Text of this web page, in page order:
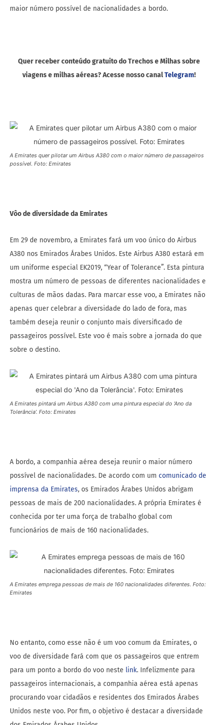
maior número possível de nacionalidades a bordo.
Quer receber conteúdo gratuito do Trechos e Milhas sobre
viagens e milhas aéreas? Acesse nosso canalTelegram!
A Emirates quer pilotar um Airbus A380 com o maior número de passageiros
possível. Foto: Emirates
Vôo de diversidade da Emirates
Em 29 de novembro, a Emirates fará um voo único do Airbus
A380 nos Emirados Árabes Unidos. Este Airbus A380 estará em
um uniforme especial EK2019, “Year of Tolerance”. Esta pintura
mostra um número de pessoas de diferentes nacionalidades e
culturas de mãos dadas. Para marcar esse voo, a Emirates não
apenas quer celebrar a diversidade do lado de fora, mas
também deseja reunir o conjunto mais diversificado de
passageiros possível. Este voo é mais sobre a jornada do que
sobre o destino.
A Emirates pintará um Airbus A380 com uma pintura especial do ‘Ano da
Tolerância’. Foto: Emirates
A bordo, a companhia aérea deseja reunir o maior número
possível de nacionalidades. De acordo com um comunicado de
imprensa da Emirates, os Emirados Árabes Unidos abrigam
pessoas de mais de 200 nacionalidades. A própria Emirates é
conhecida por ter uma força de trabalho global com
funcionários de mais de 160 nacionalidades.
A Emirates emprega pessoas de mais de 160 nacionalidades diferentes. Foto:
Emirates
No entanto, como esse não é um voo comum da Emirates, o
voo de diversidade fará com que os passageiros que entrem
para um ponto a bordo do voo neste link. Infelizmente para
passageiros internacionais, a companhia aérea está apenas
procurando voar cidadãos e residentes dos Emirados Árabes
Unidos neste voo. Por fim, o objetivo é destacar a diversidade